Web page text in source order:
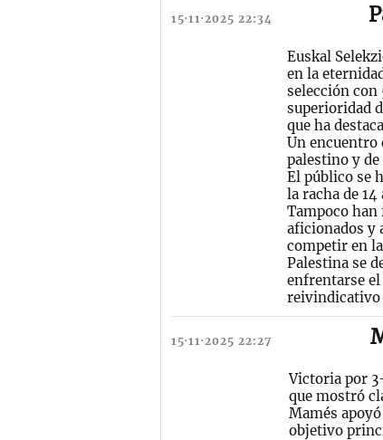
15·11·2025 22:34
Euskal
en la
selección con
superioridad
que ha
Un encuentro
palestino y
El público se
la racha de
Tampoco han
aficionados y
competir en
Palestina se
enfrentarse el
reivindicativo
15·11·2025 22:27
Victoria por
que mostró
Mamés
objetivo